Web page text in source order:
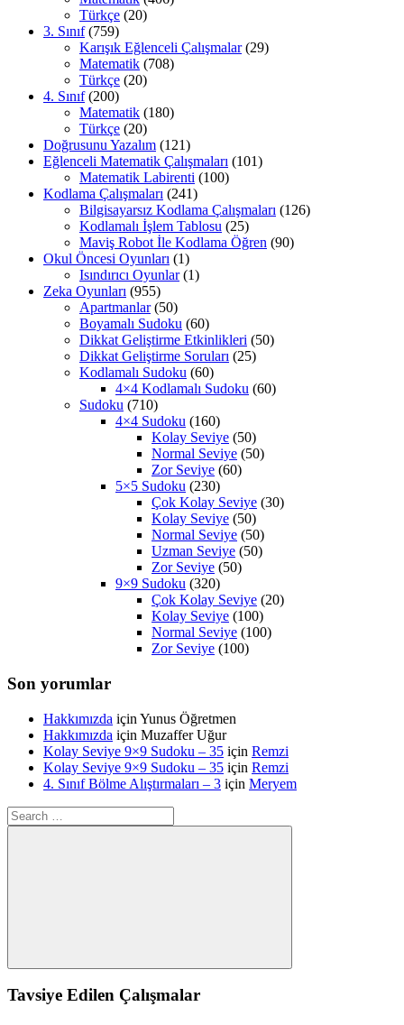
Türkçe (20)
3. Sınıf(759)
Karışık Eğlenceli Çalışmalar(29)
Matematik (708)
Türkçe (20)
4. Sınıf(200)
Matematik (180)
Türkçe (20)
Doğrusunu Yazalım (121)
Eğlenceli Matematik Çalışmaları (101)
Matematik Labirenti (100)
Kodlama Çalışmaları (241)
Bilgisayarsız Kodlama Çalışmaları (126)
Kodlamalı İşlem Tablosu (25)
Maviş Robot İle Kodlama Öğren (90)
Okul Öncesi Oyunları (1)
Isındırıcı Oyunlar(1)
Zeka Oyunları (955)
Apartmanlar(50)
Boyamalı Sudoku (60)
Dikkat Geliştirme Etkinlikleri (50)
Dikkat Geliştirme Soruları (25)
Kodlamalı Sudoku (60)
4×4 Kodlamalı Sudoku (60)
Sudoku (710)
4×4 Sudoku (160)
Kolay Seviye (50)
Normal Seviye (50)
Zor Seviye (60)
5×5 Sudoku (230)
Çok Kolay Seviye (30)
Kolay Seviye (50)
Normal Seviye (50)
Uzman Seviye (50)
Zor Seviye (50)
9×9 Sudoku (320)
Çok Kolay Seviye (20)
Kolay Seviye (100)
Normal Seviye (100)
Zor Seviye (100)
Son yorumlar
Hakkımızda için Yunus Öğretmen
Hakkımızda için Muzaffer Uğur
Kolay Seviye 9×9 Sudoku – 35 için Remzi
Kolay Seviye 9×9 Sudoku – 35 için Remzi
4. Sınıf Bölme Alıştırmaları – 3 için Meryem
Search
for:
Search
Tavsiye Edilen Çalışmalar